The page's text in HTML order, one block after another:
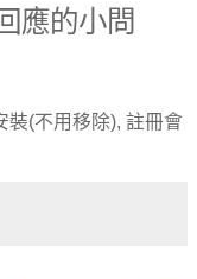
應的小問
裝(不用移除), 註冊會